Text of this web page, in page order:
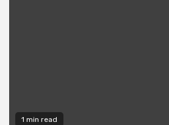
1 min read